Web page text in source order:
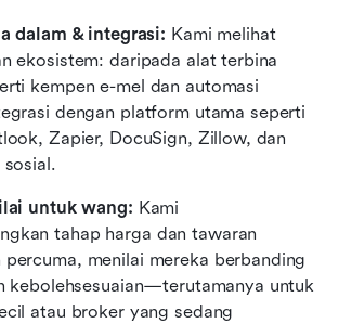
dalam & integrasi: Kami melihat
ekosistem: daripada alat terbina
kempen e-mel dan automasi
dengan platform utama seperti
Zapier, DocuSign, Zillow, dan
sosial.
untuk wang: Kami
tahap harga dan tawaran
percuma, menilai mereka berbanding
kebolehsesuaian—terutamanya untuk
atau broker yang sedang